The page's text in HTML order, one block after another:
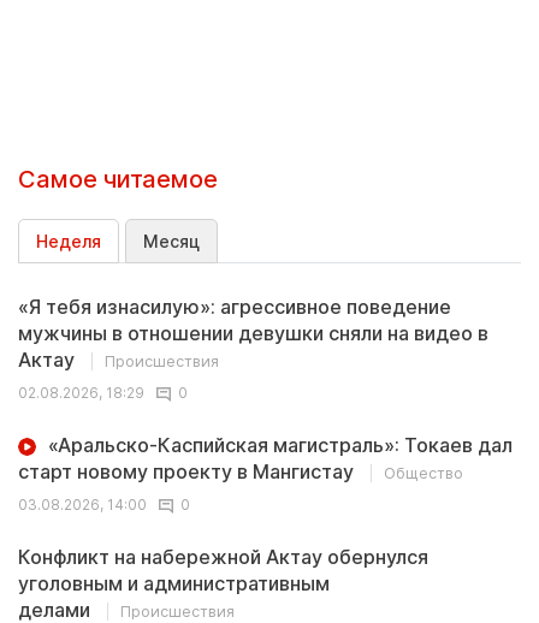
Самое читаемое
Неделя Месяц
«Я тебя изнасилую»: агрессивное поведение
мужчины в отношении девушки сняли на видео в
Актау
Происшествия
02.08.2026, 18:29
0
«Аральско-Каспийская магистраль»: Токаев дал
старт новому проекту в Мангистау
Общество
03.08.2026, 14:00
0
Конфликт на набережной Актау обернулся
уголовным и административным
делами
Происшествия